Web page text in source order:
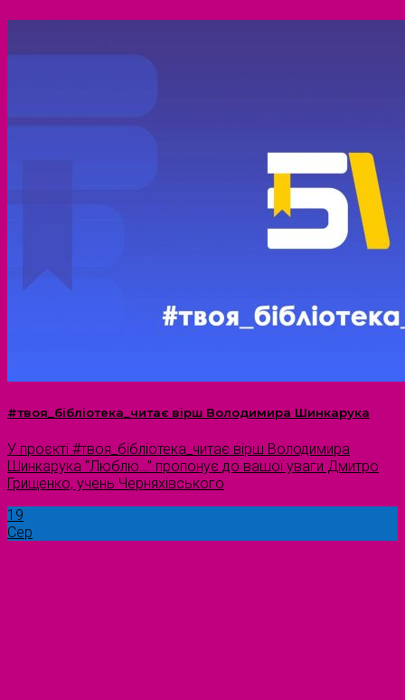
#твоя_бібліотека_читає вірш Володимира Шинкарука
У проєкті #твоя_бібліотека_читає вірш Володимира
Шинкарука “Люблю…” пропонує до вашої уваги Дмитро
Грищенко, учень Черняхівського
19
Сер